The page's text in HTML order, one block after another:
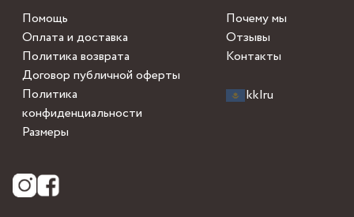
Помощь
Оплата и доставка
Политика возврата
Договор публичной оферты
Политика
конфиденциальности
Размеры
Почему мы
Отзывы
Контакты
kk|ru